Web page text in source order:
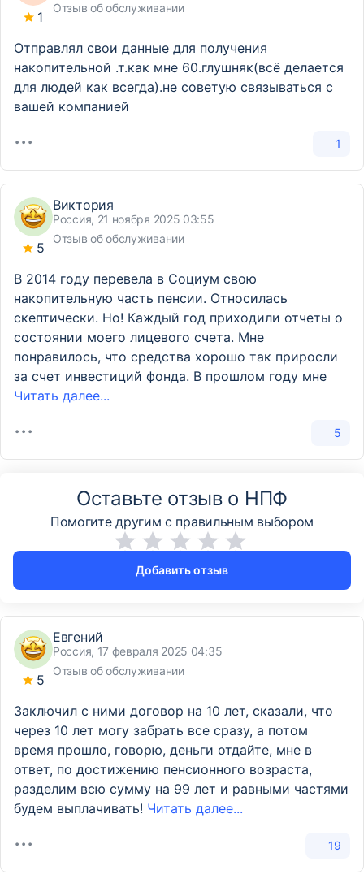
1
Отзыв об обслуживании
Отправлял свои данные для получения
накопительной .т.как мне 60.глушняк(всё делается
для людей как всегда).не советую связываться с
вашей компанией
1
5
Виктория
Россия, 21 ноября 2025 03:55
Отзыв об обслуживании
В 2014 году перевела в Социум свою
накопительную часть пенсии. Относилась
скептически. Но! Каждый год приходили отчеты о
состоянии моего лицевого счета. Мне
понравилось, что средства хорошо так приросли
за счет инвестиций фонда. В прошлом году мне
Читать далее...
5
Оставьте отзыв о НПФ
Помогите другим с правильным выбором
Добавить отзыв
5
Евгений
Россия, 17 февраля 2025 04:35
Отзыв об обслуживании
Заключил с ними договор на 10 лет, сказали, что
через 10 лет могу забрать все сразу, а потом
время прошло, говорю, деньги отдайте, мне в
ответ, по достижению пенсионного возраста,
разделим всю сумму на 99 лет и равными частями
будем выплачивать! Читать далее...
19